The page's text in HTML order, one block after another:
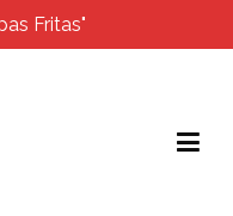
Fritas"